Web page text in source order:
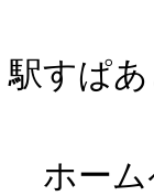
駅すぱあ
ホーム